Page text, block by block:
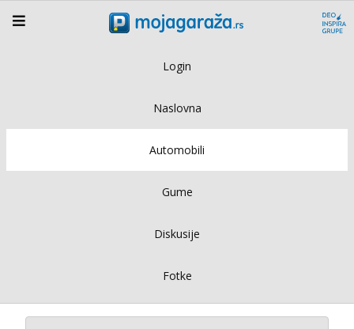
Login
Naslovna
Automobili
Gume
Diskusije
Fotke